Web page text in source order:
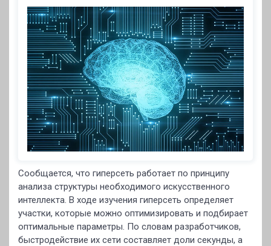
Сообщается, что гиперсеть работает по принципу
анализа структуры необходимого искусственного
интеллекта. В ходе изучения гиперсеть определяет
участки, которые можно оптимизировать и подбирает
оптимальные параметры. По словам разработчиков,
быстродействие их сети составляет доли секунды, а